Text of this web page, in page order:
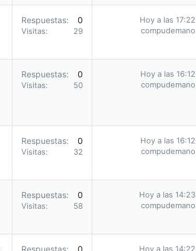
Respuestas 0
Visitas 29
Hoy a las 17:22
compudemano
Respuestas 0
Visitas 50
Hoy a las 16:12
compudemano
Respuestas 0
Visitas 32
Hoy a las 16:12
compudemano
Respuestas 0
Visitas 58
Hoy a las 14:23
compudemano
Hoy a las 14:22